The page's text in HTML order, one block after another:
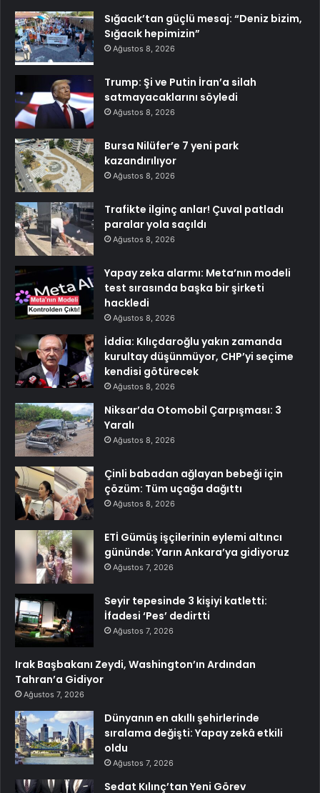
Sığacık’tan güçlü mesaj: “Deniz bizim,
Sığacık hepimizin”
Ağustos 8, 2026
Trump: Şi ve Putin İran’a silah
satmayacaklarını söyledi
Ağustos 8, 2026
Bursa Nilüfer’e 7 yeni park
kazandırılıyor
Ağustos 8, 2026
Trafikte ilginç anlar! Çuval patladı
paralar yola saçıldı
Ağustos 8, 2026
Yapay zeka alarmı: Meta’nın modeli
test sırasında başka bir şirketi
hackledi
Ağustos 8, 2026
İddia: Kılıçdaroğlu yakın zamanda
kurultay düşünmüyor, CHP’yi seçime
kendisi götürecek
Ağustos 8, 2026
Niksar’da Otomobil Çarpışması: 3
Yaralı
Ağustos 8, 2026
Çinli babadan ağlayan bebeği için
çözüm: Tüm uçağa dağıttı
Ağustos 8, 2026
ETİ Gümüş işçilerinin eylemi altıncı
gününde: Yarın Ankara’ya gidiyoruz
Ağustos 7, 2026
Seyir tepesinde 3 kişiyi katletti:
İfadesi ‘Pes’ dedirtti
Ağustos 7, 2026
Irak Başbakanı Zeydi, Washington’ın Ardından
Tahran’a Gidiyor
Ağustos 7, 2026
Dünyanın en akıllı şehirlerinde
sıralama değişti: Yapay zekâ etkili
oldu
Ağustos 7, 2026
Sedat Kılınç’tan Yeni Görev